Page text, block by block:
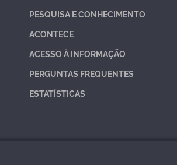
PESQUISA E CONHECIMENTO
ACONTECE
ACESSO À INFORMAÇÃO
PERGUNTAS FREQUENTES
ESTATÍSTICAS